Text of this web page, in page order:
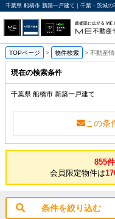
千葉県 船橋市 新築一戸建て｜千葉・茨城
TOPページ > 物件検索 > 不動産
現在の検索条件
千葉県 船橋市 新築一戸建て
この条
855件
会員限定物件は
条件を絞り込む